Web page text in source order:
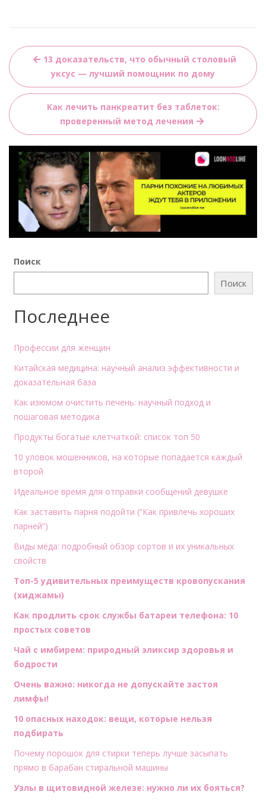
Навигация
по
записям
13 доказательств, что обычный столовый
уксус — лучший помощник по дому
Как лечить панкреатит без таблеток:
проверенный метод лечения
Поиск
Поиск
Последнее
Профессии для женщин
Китайская медицина: научный анализ эффективности и
доказательная база
Как изюмом очистить печень: научный подход и
пошаговая методика
Продукты богатые клетчаткой: список топ 50
10 уловок мошенников, на которые попадается каждый
второй
Идеальное время для отправки сообщений девушке
Как заставить парня подойти (“Как привлечь хороших
парней”)
Виды мёда: подробный обзор сортов и их уникальных
свойств
Топ-5 удивительных преимуществ кровопускания
(хиджамы)
Как продлить срок службы батареи телефона: 10
простых советов
Чай с имбирем: природный эликсир здоровья и
бодрости
Очень важно: никогда не допускайте застоя
лимфы!
10 опасных находок: вещи, которые нельзя
подбирать
Почему порошок для стирки теперь лучше засыпать
прямо в барабан стиральной машины
Узлы в щитовидной железе: нужно ли их бояться?